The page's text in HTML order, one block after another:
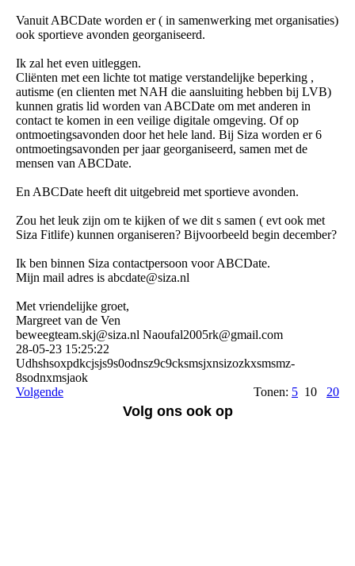
Vanuit ABCDate worden er ( in samenwerking met organisaties)
ook sportieve avonden georganiseerd.
Ik zal het even uitleggen.
Cliënten met een lichte tot matige verstandelijke beperking ,
autisme (en clienten met NAH die aansluiting hebben bij LVB)
kunnen gratis lid worden van ABCDate om met anderen in
contact te komen in een veilige digitale omgeving. Of op
ontmoetingsavonden door het hele land. Bij Siza worden er 6
ontmoetingsavonden per jaar georganiseerd, samen met de
mensen van ABCDate.
En ABCDate heeft dit uitgebreid met sportieve avonden.
Zou het leuk zijn om te kijken of we dit s samen ( evt ook met
Siza Fitlife) kunnen organiseren? Bijvoorbeeld begin december?
Ik ben binnen Siza contactpersoon voor ABCDate.
Mijn mail adres is abcdate@siza.nl
Met vriendelijke groet,
Margreet van de Ven
beweegteam.skj@siza.nl Naoufal2005rk@gmail.com
28-05-23 15:25:22
Udhshsoxpdkcjsjs9s0odns­z9c9cksmsjxnsizozkxsmsmz­
8sodnxmsjaok
Volgende
Tonen: 5 10 20
Volg ons ook op